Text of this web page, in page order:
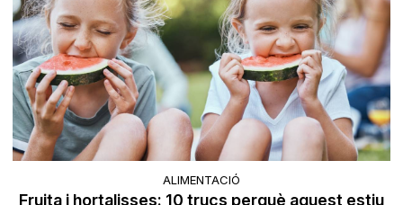
ALIMENTACIÓ
Fruita i hortalisses: 10 trucs perquè aquest estiu